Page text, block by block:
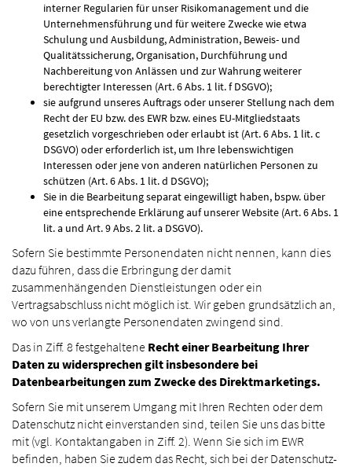
interner Regularien für unser Risikomanagement und die
Unternehmensführung und für weitere Zwecke wie etwa
Schulung und Ausbildung, Administration, Beweis- und
Qualitätssicherung, Organisation, Durchführung und
Nachbereitung von Anlässen und zur Wahrung weiterer
berechtigter Interessen (Art. 6 Abs. 1 lit. f DSGVO);
sie aufgrund unseres Auftrags oder unserer Stellung nach dem
Recht der EU bzw. des EWR bzw. eines EU-Mitgliedstaats
gesetzlich vorgeschrieben oder erlaubt ist (Art. 6 Abs. 1 lit. c
DSGVO) oder erforderlich ist, um Ihre lebenswichtigen
Interessen oder jene von anderen natürlichen Personen zu
schützen (Art. 6 Abs. 1 lit. d DSGVO);
Sie in die Bearbeitung separat eingewilligt haben, bspw. über
eine entsprechende Erklärung auf unserer Website (Art. 6 Abs. 1
lit. a und Art. 9 Abs. 2 lit. a DSGVO).
Sofern Sie bestimmte Personendaten nicht nennen, kann dies
dazu führen, dass die Erbringung der damit
zusammenhängenden Dienstleistungen oder ein
Vertragsabschluss nicht möglich ist. Wir geben grundsätzlich an,
wo von uns verlangte Personendaten zwingend sind.
Das in Ziff. 8 festgehaltene Recht einer Bearbeitung Ihrer
Daten zu widersprechen gilt insbesondere bei
Datenbearbeitungen zum Zwecke des Direktmarketings.
Sofern Sie mit unserem Umgang mit Ihren Rechten oder dem
Datenschutz nicht einverstanden sind, teilen Sie uns das bitte
mit (vgl. Kontaktangaben in Ziff. 2). Wenn Sie sich im EWR
befinden, haben Sie zudem das Recht, sich bei der Datenschutz-